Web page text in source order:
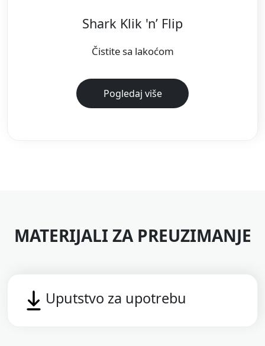
Shark Klik 'n’ Flip
Čistite sa lakoćom
Pogledaj više
MATERIJALI ZA PREUZIMANJE
Uputstvo za upotrebu